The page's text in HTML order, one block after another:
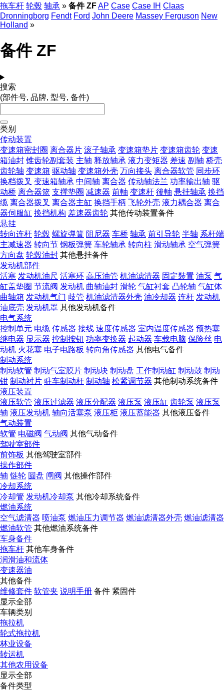
拖车杆 轮毂 轴承 » 备件 ZFAP Case Case IH Claas
Dronningborg Fendt Ford John Deere Massey Ferguson New
Holland »
备件 ZF
搜索
(部件号, 品牌, 型号, 备件)
类别
传动装置
变速箱密封圈 离合器片 滚子轴承 变速箱垫片 变速箱齿轮 变速
箱油封 锥齿轮副套装 主轴 释放轴承 液力变矩器 差速 副轴 桥壳
齿轮轴 变速箱 驱动轴 变速箱外壳 万向接头 离合器软管 同步环
换档拨叉 变速箱轴承 中间轴 离合器 传动轴法兰 功率输出轴 驱
动桥 离合器篮 支撑垫圈 减速器 前軸 变速杆 後軸 悬挂轴承 换挡
缆 离合器拨叉 离合器主缸 换挡手柄 飞轮外壳 液力耦合器 离合
器伺服缸 换挡机构 差速器齿轮 其他传动装置备件
悬挂
转向连杆 轮毂 螺旋弹簧 阻尼器 车桥 轴承 前引导轮 半轴 系杆端
主减速器 转向节 钢板弹簧 车轮轴承 转向柱 滑动轴承 空气弹簧
方向盘 轮毂油封 其他悬挂备件
发动机部件
活塞 发动机油尺 活塞环 高压油管 机油滤清器 固定裝置 油泵 气
缸盖垫圈 节流阀 发动机 曲轴油封 滑轮 气缸衬套 凸轮轴 气缸体
曲轴箱 发动机气门 歧管 机油滤清器外壳 油冷却器 连杆 发动机
油底壳 发动机罩 其他发动机备件
电气系统
控制单元 电缆 传感器 接线 速度传感器 室内温度传感器 预热塞
继电器 显示器 控制按钮 功率变换器 起动器 车载电脑 保险丝 电
动机 火花塞 电子电路板 转向角传感器 其他电气备件
制动系统
制动软管 制动气室膜片 制动块 制动盘 工作制动缸 制动鼓 制动
钳 制动衬片 驻车制动杆 制动轴 松紧调节器 其他制动系统备件
液压装置
液压软管 液压过滤器 液压分配器 液压泵 液压缸 齿轮泵 液压泵
轴 液压发动机 轴向活塞泵 液压柜 液压蓄能器 其他液压备件
气动装置
软管 电磁阀 气动阀 其他气动备件
驾驶室部件
前饰板 其他驾驶室部件
操作部件
轴 链轮 圆盘 闸阀 其他操作部件
冷却系统
冷却管 发动机冷却泵 其他冷却系统备件
燃油系统
空气滤清器 喷油泵 燃油压力调节器 燃油滤清器外壳 燃油滤清器
燃油软管 其他燃油系统备件
车身备件
拖车杆 其他车身备件
润滑油和流体
变速器油
其他备件
维修套件 软管夹 说明手册 备件 紧固件
显示全部
车辆类别
拖拉机
轮式拖拉机
林业设备
转运机
其他农用设备
显示全部
备件类型